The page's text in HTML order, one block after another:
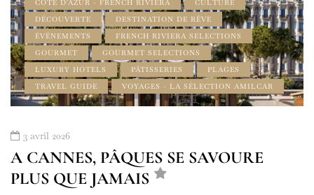
CÔTE D'AZUR - FRENCH RIVIERA
CULTURE
DÉCOUVERTE
DESTINATION DE RÊVE
ÉVÉNEMENTS
FRENCH RIVIERA SELECTIONS
GOURMET
GOURMET SELECTIONS
LUXURY HOTELS
PÂTISSERIES
PLAGES
TRAVEL GUIDE
VOYAGES - LA SÉLECTION AMILCAR
3 avril 2026
A CANNES, PÂQUES SE SAVOURE
PLUS QUE JAMAIS